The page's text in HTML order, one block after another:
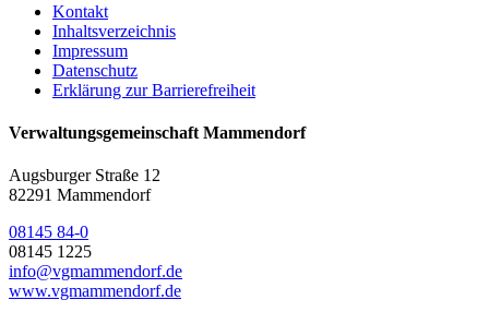
Kontakt
Inhaltsverzeichnis
Impressum
Datenschutz
Erklärung zur Barrierefreiheit
Verwaltungsgemeinschaft Mammendorf
Augsburger Straße 12
82291 Mammendorf
08145 84-0
08145 1225
info@vgmammendorf.de
www.vgmammendorf.de